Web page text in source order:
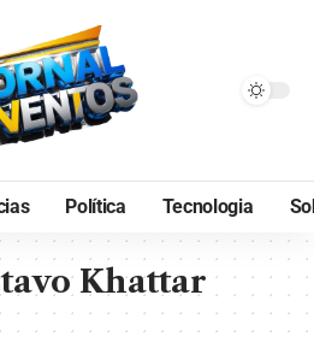
Política Tecnologia
Khattar